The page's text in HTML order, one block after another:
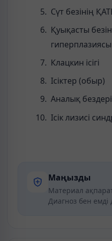
Сүт безінің
Қуықасты
гиперплазиясы
Клацкин ісігі
Ісіктер (обыр)
Аналық
Ісік лизисі
Маңызды
Материал
Диагноз бен емді